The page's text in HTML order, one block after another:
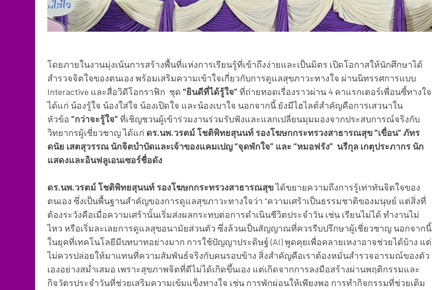
โดยภายในงานมุ่งเน้นการสร้างพื้นที่แห่งการเรียนรู้ที่เข้าถึงง่ายและเป็นมิตร เปิดโอกาสให้นักศึกษาได้
สำรวจจิตใจของตนเอง พร้อมเสริมความเข้าใจเกี่ยวกับการดูแลสุขภาวะทางใจ ผ่านนิทรรศการแบบ
Interactive และสื่อวิดีโอกราฟิก ชุด “ยินดีที่ได้รู้ใจ”ที่ถ่ายทอดเรื่องราวผ่าน 4 คาแรกเตอร์เพื่อนซี้ทางใจ
ได้แก่ น้องรู้ใจ น้องใส่ใจ น้องเปิดใจ และน้องเบาใจ นอกจากนี้ ยังมีไฮไลต์สำคัญคือการเสวนาใน
หัวข้อ “กว่าจะรู้ใจ”ที่เชิญชวนผู้เข้าร่วมงานร่วมรับฟังและแลกเปลี่ยนมุมมองจากประสบการณ์จริงกับ
วิทยากรผู้เชี่ยวชาญ ได้แก่ ดร.นพ.วรตม์ โชติพิทยสุนนท์ รองโฆษกกระทรวงสาธารณสุข “เขื่อน” ภัทร
ดนัย เสตสุวรรณ นักจิตบำบัดและเจ้าของแคมเปญ “จุดพักใจ” และ “หมอฟรัง” นรีกุล เกตุประภากร นัก
แสดงและอินฟลูเอนเซอร์ชื่อดัง
ดร.นพ.วรตม์ โชติพิทยสุนนท์ รองโฆษกกระทรวงสาธารณสุขได้ขยายความถึงการรู้เท่าทันจิตใจของ
ตนเอง ซึ่งเป็นพื้นฐานสำคัญของการดูแลสุขภาวะทางใจว่า “ความเศร้าเป็นธรรมชาติของมนุษย์ แต่สิ่งที่
ต้องระวังคือเมื่อความเศร้านั้นเริ่มส่งผลกระทบต่อการดำเนินชีวิตประจำวัน เช่น เรียนไม่ได้ ทำงานไม่
ไหว หรือเริ่มละเลยการดูแลสุขอนามัยส่วนตัว ซึ่งล้วนเป็นสัญญาณที่ควรรีบปรึกษาผู้เชี่ยวชาญ นอกจากนี้
ในยุคที่เทคโนโลยีมีบทบาทอย่างมาก การใช้ปัญญาประดิษฐ์ (AI) พูดคุยเพื่อคลายเหงาอาจช่วยได้บ้าง แต่
ไม่ควรปล่อยให้มาแทนที่ความสัมพันธ์จริงกับคนรอบข้าง สิ่งสำคัญคือเราต้องหมั่นสำรวจอารมณ์ของตัว
เองอย่างสม่ำเสมอ เพราะสุขภาพจิตที่ดีไม่ได้เกิดขึ้นเอง แต่เกิดจากการลงมือสร้างผ่านพฤติกรรมและ
กิจวัตรประจำวันที่ช่วยเสริมความเข้มแข็งทางใจ เช่น การพักผ่อนให้เพียงพอ การทำกิจกรรมที่ช่วยเติม